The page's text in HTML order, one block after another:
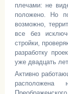
плечами: не
положено. Но
возможно,
все без
стройки,
разработку
уже двадцать
Активно